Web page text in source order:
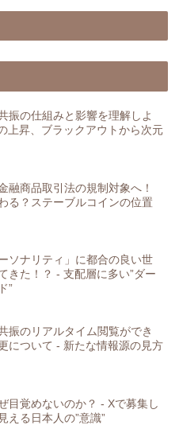
振の仕組みと影響を理解しよ
上昇、ブラックアウトから次元
融商品取引法の規制対象へ！
る？ステーブルコインの位置
ソナリティ」に都合の良い世
きた！？ - 支配層に多い”ダー
”
振のリアルタイム閲覧ができ
について - 新たな情報源の見方
目覚めないのか？ - Xで募集し
える日本人の”意識”